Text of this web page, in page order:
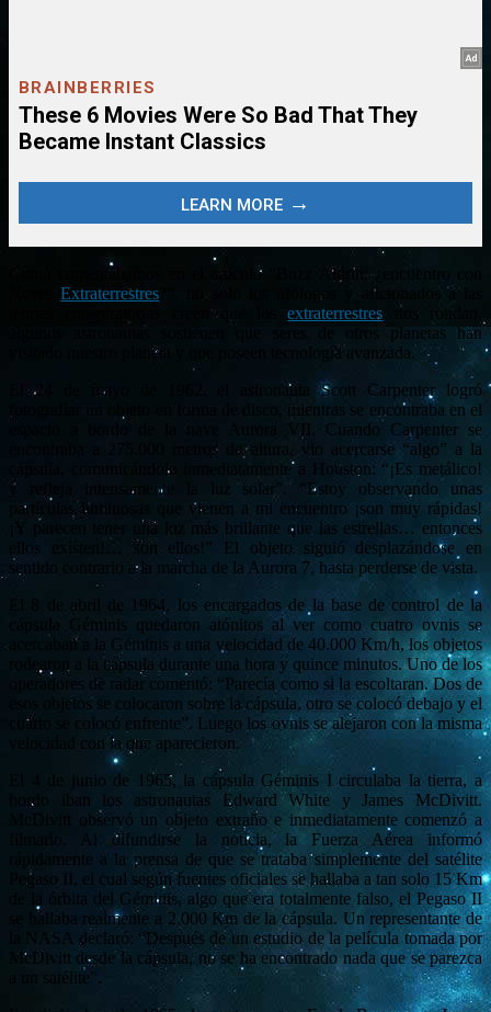
Como comentábamos en el artículo “Buzz Aldrin: ¿encuentro con
NavesExtraterrestres ?”, no solo los ufólogos y aficionados a las
teorías conspiratorias creen que losextraterrestresnos rondan,
algunos astronautas sostienen que seres de otros planetas han
visitado nuestro planeta y que poseen tecnología avanzada.
El 24 de mayo de 1962, el astronauta Scott Carpenter logró
fotografiar un objeto en forma de disco, mientras se encontraba en el
espacio a bordo de la nave Aurora VII. Cuando Carpenter se
encontraba a 275.000 metros de altura, vio acercarse “algo” a la
cápsula, comunicándolo inmediatamente a Houston: “¡Es metálico!
y refleja intensamente la luz solar”. “Estoy observando unas
partículas luminosas que vienen a mi encuentro ¡son muy rápidas!
¡Y parecen tener una luz más brillante que las estrellas… entonces
ellos existen!… son ellos!” El objeto siguió desplazándose en
sentido contrario a la marcha de la Aurora 7, hasta perderse de vista.
El 8 de abril de 1964, los encargados de la base de control de la
cápsula Géminis quedaron atónitos al ver como cuatro ovnis se
acercaban a la Géminis a una velocidad de 40.000 Km/h, los objetos
rodearon a la cápsula durante una hora y quince minutos. Uno de los
operadores de radar comentó: “Parecía como si la escoltaran. Dos de
esos objetos se colocaron sobre la cápsula, otro se colocó debajo y el
cuarto se colocó enfrente”. Luego los ovnis se alejaron con la misma
velocidad con la que aparecieron.
El 4 de junio de 1965, la cápsula Géminis I circulaba la tierra, a
bordo iban los astronautas Edward White y James McDivitt.
McDivitt observó un objeto extraño e inmediatamente comenzó a
filmarlo. Al difundirse la noticia, la Fuerza Aérea informó
rápidamente a la prensa de que se trataba simplemente del satélite
Pegaso II, el cual según fuentes oficiales se hallaba a tan solo 15 Km
de la órbita del Géminis, algo que era totalmente falso, el Pegaso II
se hallaba realmente a 2.000 Km de la cápsula. Un representante de
la NASA declaró: “Después de un estudio de la película tomada por
McDivitt desde la cápsula, no se ha encontrado nada que se parezca
a un satélite”.